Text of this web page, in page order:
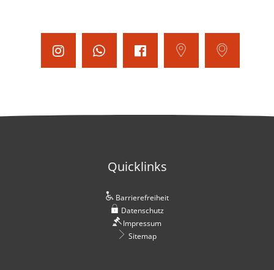
Quicklinks
Barrierefreiheit
Datenschutz
Impressum
Sitemap